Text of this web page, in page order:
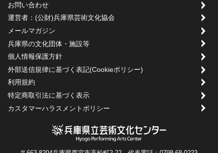
お問い合わせ
運営者：(公財)兵庫県芸術文化協会
メールマガジン
兵庫県の文化団体・施設等
個人情報保護方針
外部送信規律に基づく表記(Cookieポリシー)
利用規約
特定商取引法に基づく表示
カスタマーハラスメントポリシー